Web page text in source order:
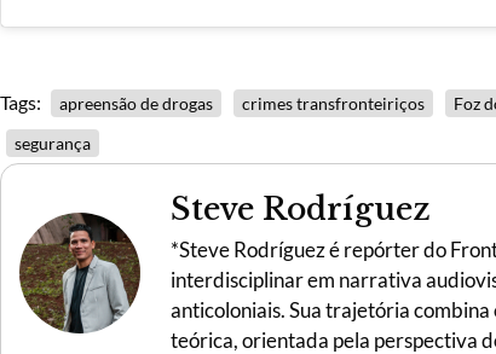
Tags: apreensão de drogas crimes transfronteiriços Foz
segurança
Steve Rodríguez
*Steve Rodríguez é repórter do
interdisciplinar em narrativa
anticoloniais. Sua trajetória
teórica, orientada pela perspectiva